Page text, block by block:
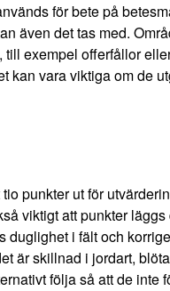
för bete på
även det tas med.
exempel offerfållor
vara viktiga om de
punkter ut för
viktigt att punkter
i fält och
är skillnad i jordart,
följa så att de inte